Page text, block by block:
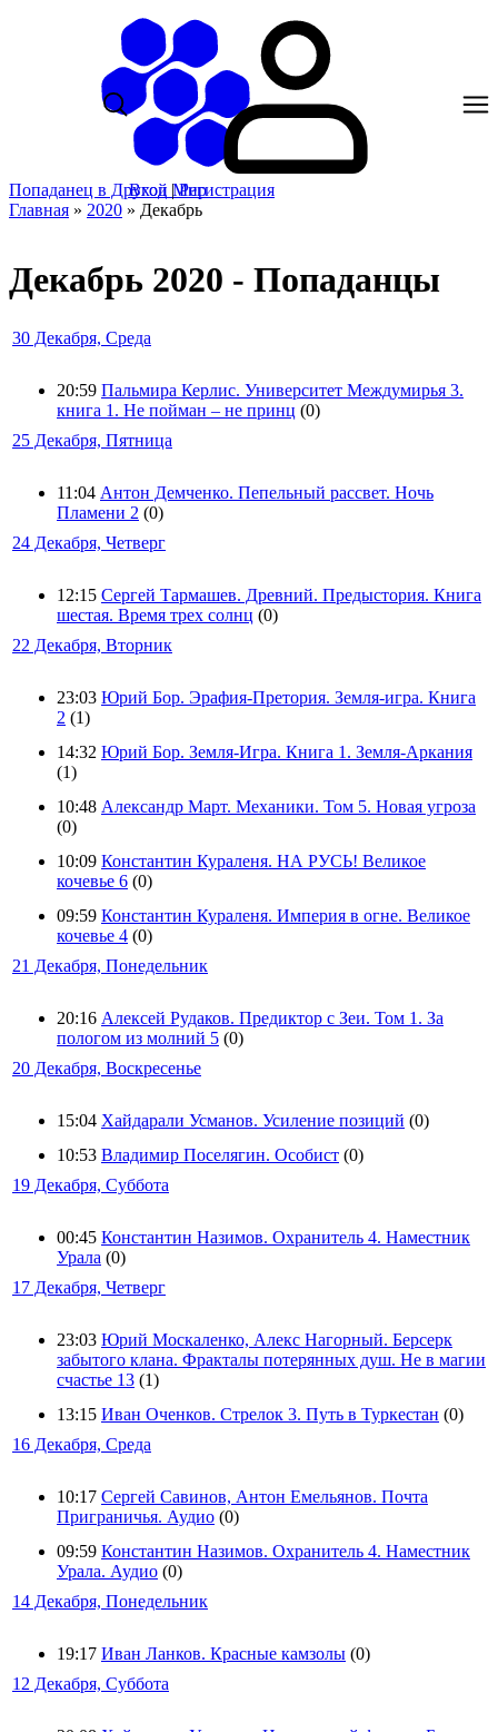
Попаданец в Другой Мир
Вход |Регистрация
Главная » 2020 » Декабрь
Декабрь 2020 - Попаданцы
30 Декабря, Среда
20:59 Пальмира Керлис. Университет Междумирья 3.
книга 1. Не пойман – не принц (0)
25 Декабря, Пятница
11:04 Антон Демченко. Пепельный рассвет. Ночь
Пламени 2 (0)
24 Декабря, Четверг
12:15 Сергей Тармашев. Древний. Предыстория. Книга
шестая. Время трех солнц (0)
22 Декабря, Вторник
23:03 Юрий Бор. Эрафия-Претория. Земля-игра. Книга
2 (1)
14:32 Юрий Бор. Земля-Игра. Книга 1. Земля-Аркания
(1)
10:48 Александр Март. Механики. Том 5. Новая угроза
(0)
10:09 Константин Кураленя. НА РУСЬ! Великое
кочевье 6 (0)
09:59 Константин Кураленя. Империя в огне. Великое
кочевье 4 (0)
21 Декабря, Понедельник
20:16 Алексей Рудаков. Предиктор с Зеи. Том 1. За
пологом из молний 5 (0)
20 Декабря, Воскресенье
15:04 Хайдарали Усманов. Усиление позиций (0)
10:53 Владимир Поселягин. Особист (0)
19 Декабря, Суббота
00:45 Константин Назимов. Охранитель 4. Наместник
Урала (0)
17 Декабря, Четверг
23:03 Юрий Москаленко, Алекс Нагорный. Берсерк
забытого клана. Фракталы потерянных душ. Не в магии
счастье 13 (1)
13:15 Иван Оченков. Стрелок 3. Путь в Туркестан (0)
16 Декабря, Среда
10:17 Сергей Савинов, Антон Емельянов. Почта
Приграничья. Аудио (0)
09:59 Константин Назимов. Охранитель 4. Наместник
Урала. Аудио (0)
14 Декабря, Понедельник
19:17 Иван Ланков. Красные камзолы (0)
12 Декабря, Суббота